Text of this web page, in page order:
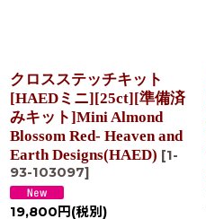
クロスステッチキット
[HAEDミニ][25ct][準備済
みキット]Mini Almond
Blossom Red- Heaven and
Earth Designs(HAED) [1-
93-103097]
19,800 円 (税別)